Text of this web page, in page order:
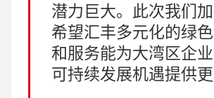
潜力巨大。此次我们加
希望汇丰多元化的绿
和服务能为大湾区企
可持续发展机遇提供更